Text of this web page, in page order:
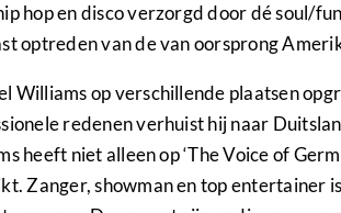
hop en disco verzorgd door dé soul/
optreden van de van oorsprong
Williams op verschillende plaatsen
redenen verhuist hij naar
heeft niet alleen op ‘The Voice of
Zanger, showman en top entertainer